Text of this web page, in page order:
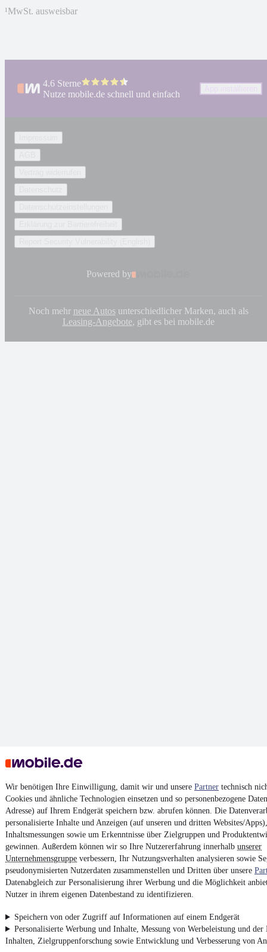
Wir benötigen Ihre Einwilligung, damit wir und unsere Partner technisch
Cookies und ähnliche Technologien einsetzen und so personenbezogene
Adresse) auf Ihrem Endgerät speichern bzw. abrufen können. Die
personalisierte Inhalte und Anzeigen (auf unseren und dritten Websites/
Inhaltsmessungen sowie um Erkenntnisse über Zielgruppen und
gewinnen. Außerdem können wir so Ihre Nutzererfahrung innerhalb unserer
Unternehmensgruppe verbessern, Ihr Nutzungsverhalten analysieren sowie
pseudonymisierten Nutzerdaten zusammenstellen und Dritten über unsere
Datenabgleich zur Personalisierung ihrer Werbung und die Möglichkeit
Nutzer in ihrem eigenen Datenbestand zu identifizieren.
Speichern von oder Zugriff auf Informationen auf einem Endgerät
Personalisierte Werbung und Inhalte, Messung von Werbeleistung und der
Inhalten, Zielgruppenforschung sowie Entwicklung und Verbesserung von
¹MwSt. ausweisbar
4.6 Sterne
Nutze mobile.de schnell und einfach
Powered by
Noch mehr neue Autosunterschiedlicher Marken, auch als
Leasing-Angebote, gibt es bei mobile.de